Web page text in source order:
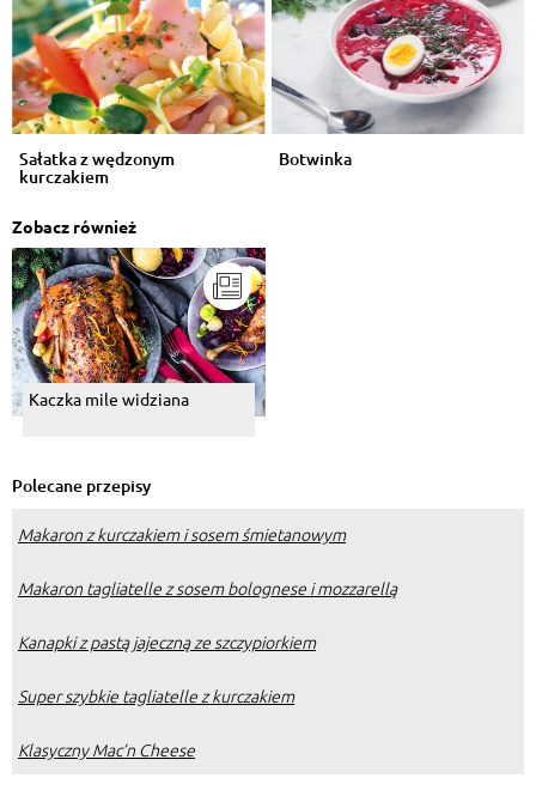
Sałatka z wędzonym
kurczakiem
Botwinka
Zobacz również
Kaczka mile widziana
Polecane przepisy
Makaron z kurczakiem i sosem śmietanowym
Makaron tagliatelle z sosem bolognese i mozzarellą
Kanapki z pastą jajeczną ze szczypiorkiem
Super szybkie tagliatelle z kurczakiem
Klasyczny Mac’n Cheese